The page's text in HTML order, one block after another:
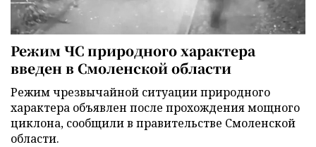
Режим ЧС природного характера
введен в Смоленской области
Режим чрезвычайной ситуации природного
характера объявлен после прохождения мощного
циклона, сообщили в правительстве Смоленской
области.